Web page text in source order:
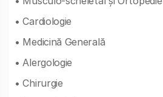
• Cardiologie
• Medicină Generală
• Alergologie
• Chirurgie